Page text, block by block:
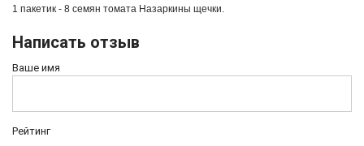
1 пакетик - 8 семян томата Назаркины щечки.
Написать отзыв
Ваше имя
Рейтинг